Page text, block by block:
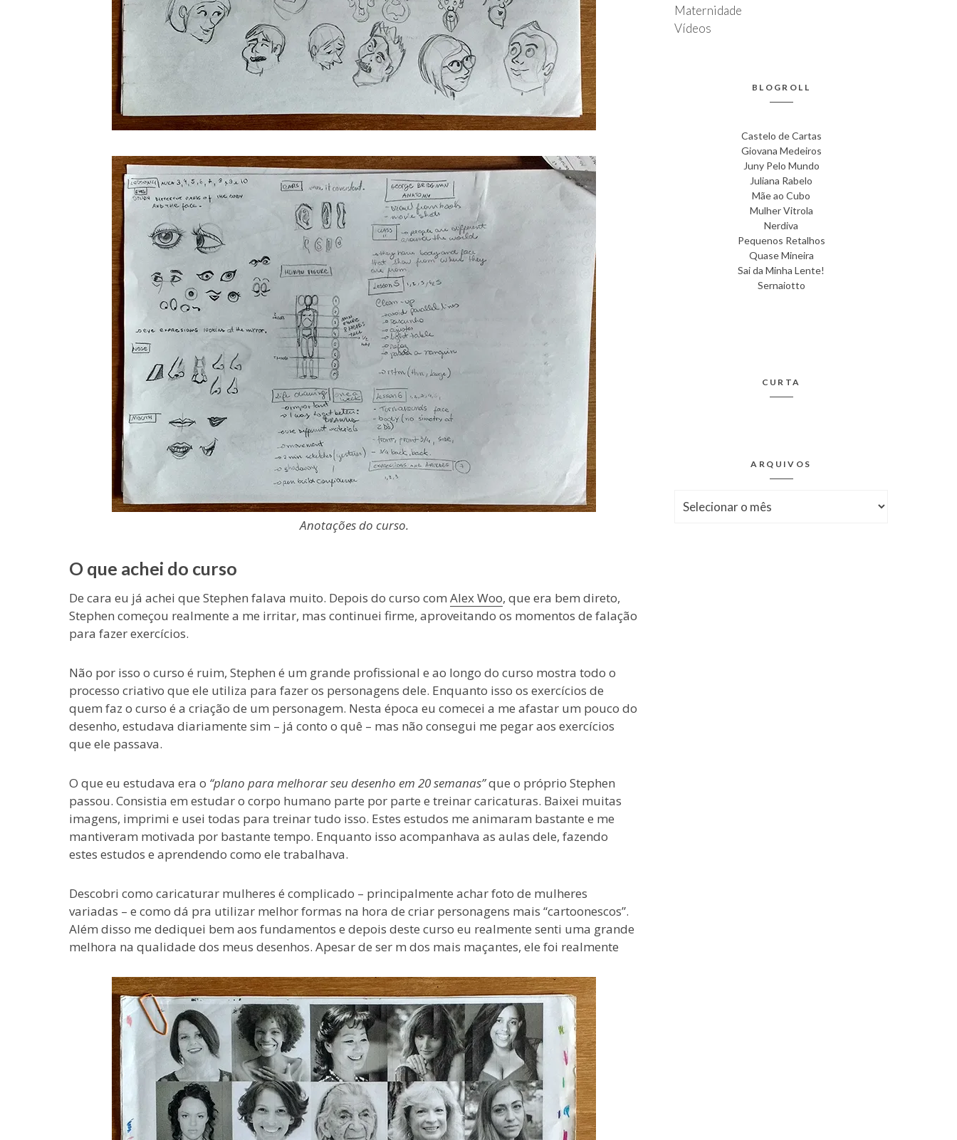
Anotações do curso.
O que achei do curso
De cara eu já achei que Stephen falava muito. Depois do curso com Alex Woo, que era bem direto,
Stephen começou realmente a me irritar, mas continuei firme, aproveitando os momentos de falação
para fazer exercícios.
Não por isso o curso é ruim, Stephen é um grande profissional e ao longo do curso mostra todo o
processo criativo que ele utiliza para fazer os personagens dele. Enquanto isso os exercícios de
quem faz o curso é a criação de um personagem. Nesta época eu comecei a me afastar um pouco do
desenho, estudava diariamente sim – já conto o quê – mas não consegui me pegar aos exercícios
que ele passava.
O que eu estudava era o “plano para melhorar seu desenho em 20 semanas”que o próprio Stephen
passou. Consistia em estudar o corpo humano parte por parte e treinar caricaturas. Baixei muitas
imagens, imprimi e usei todas para treinar tudo isso. Estes estudos me animaram bastante e me
mantiveram motivada por bastante tempo. Enquanto isso acompanhava as aulas dele, fazendo
estes estudos e aprendendo como ele trabalhava.
Descobri como caricaturar mulheres é complicado – principalmente achar foto de mulheres
variadas – e como dá pra utilizar melhor formas na hora de criar personagens mais “cartoonescos”.
Além disso me dediquei bem aos fundamentos e depois deste curso eu realmente senti uma grande
melhora na qualidade dos meus desenhos. Apesar de ser m dos mais maçantes, ele foi realmente
Maternidade
Vídeos
BLOGROLL
Castelo de Cartas
Giovana Medeiros
Juny Pelo Mundo
Juliana Rabelo
Mãe ao Cubo
Mulher Vitrola
Nerdiva
Pequenos Retalhos
Quase Mineira
Sai da Minha Lente!
Sernaiotto
CURTA
ARQUIVOS
Arquivos